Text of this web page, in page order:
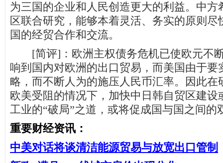
为三国的企业和人民创造更大的利益。中方
区联合研究，能够本着灵活、务实的原则尽
国的经贸合作和交流。
[简评]：欧洲主权债务危机已使欧元不
响到国内对欧洲的出口贸易，而美国由于要
略，而不断人为的施压人民币汇率。因此在
欧美受阻的情况下，加快中日韩自贸区建设
工业的“破局”之道，或将促成国与国之间的
重要财经资讯：
中美对话将谈清洁能源贸易与放宽出口管制